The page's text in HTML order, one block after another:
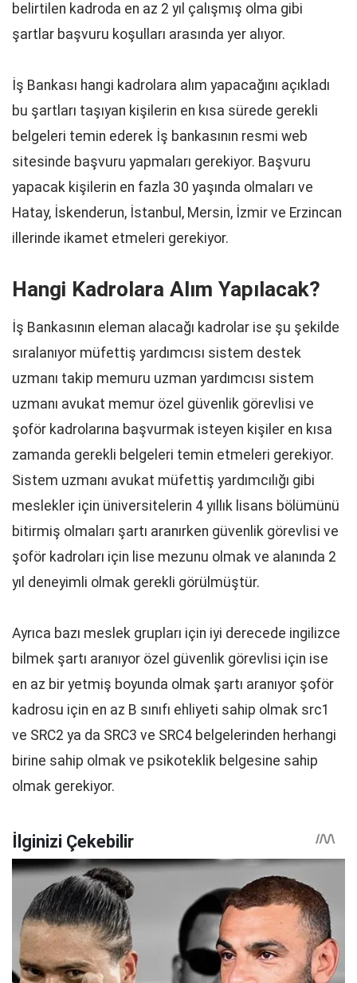
belirtilen kadroda en az 2 yıl çalışmış olma gibi
şartlar başvuru koşulları arasında yer alıyor.
İş Bankası hangi kadrolara alım yapacağını açıkladı
bu şartları taşıyan kişilerin en kısa sürede gerekli
belgeleri temin ederek İş bankasının resmi web
sitesinde başvuru yapmaları gerekiyor. Başvuru
yapacak kişilerin en fazla 30 yaşında olmaları ve
Hatay, İskenderun, İstanbul, Mersin, İzmir ve Erzincan
illerinde ikamet etmeleri gerekiyor.
Hangi Kadrolara Alım Yapılacak?
İş Bankasının eleman alacağı kadrolar ise şu şekilde
sıralanıyor müfettiş yardımcısı sistem destek
uzmanı takip memuru uzman yardımcısı sistem
uzmanı avukat memur özel güvenlik görevlisi ve
şoför kadrolarına başvurmak isteyen kişiler en kısa
zamanda gerekli belgeleri temin etmeleri gerekiyor.
Sistem uzmanı avukat müfettiş yardımcılığı gibi
meslekler için üniversitelerin 4 yıllık lisans bölümünü
bitirmiş olmaları şartı aranırken güvenlik görevlisi ve
şoför kadroları için lise mezunu olmak ve alanında 2
yıl deneyimli olmak gerekli görülmüştür.
Ayrıca bazı meslek grupları için iyi derecede ingilizce
bilmek şartı aranıyor özel güvenlik görevlisi için ise
en az bir yetmiş boyunda olmak şartı aranıyor şoför
kadrosu için en az B sınıfı ehliyeti sahip olmak src1
ve SRC2 ya da SRC3 ve SRC4 belgelerinden herhangi
birine sahip olmak ve psikoteklik belgesine sahip
olmak gerekiyor.